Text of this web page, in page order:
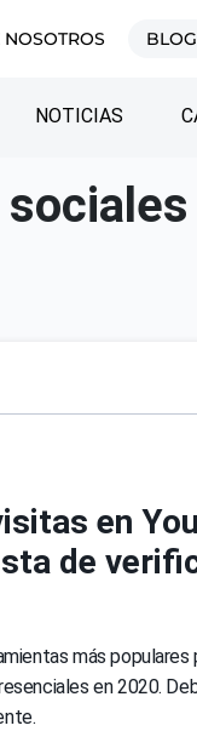
BLOG
NOTICIAS
en
de
más populares
en 2020.